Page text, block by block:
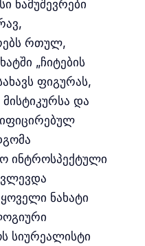
ნამუშევრები
რთულ,
„ჩიტების
ფიგურას,
და
ინტროსპექტული
ნახატი
სიურეალისტი